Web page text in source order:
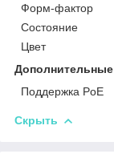
Форм-фактор
Состояние
Цвет
Дополнительные
Поддержка PoE
Скрыть